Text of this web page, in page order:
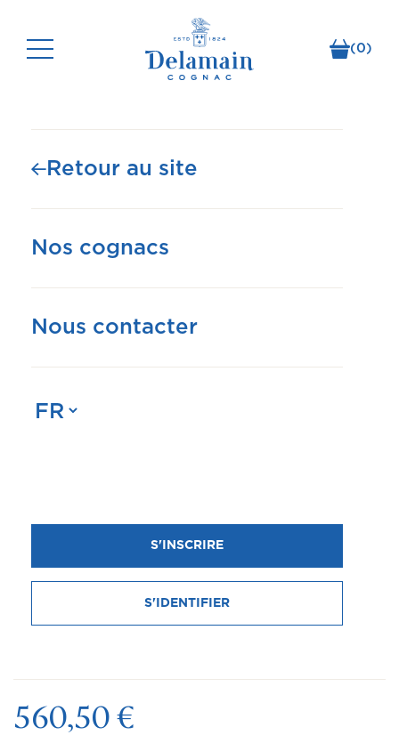
(0)
Retour au site
Nos cognacs
Nous contacter
S'INSCRIRE
S'IDENTIFIER
Delamain Cognac
Millésime 1986 40 ans Grande Champagne
MILLÉSIME 1986 40 ANS
GRANDE CHAMPAGNE COGNAC
DELAMAIN ÉDITION LIMITÉE
560,50 €